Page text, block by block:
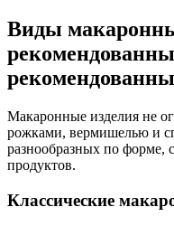
Виды
Макаронные изделия не
рожками, вермишелью и
разнообразных по форме,
продуктов.
Классические